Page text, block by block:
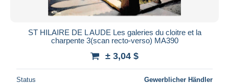
ST HILAIRE DE L AUDE Les galeries du cloitre et la
charpente 3(scan recto-verso) MA390
± 3,04 $
Status Gewerblicher Händler